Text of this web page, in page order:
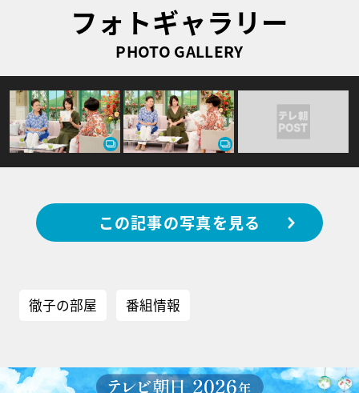
フォトギャラリー
PHOTO GALLERY
この記事の写真を見る
徹子の部屋 番組情報